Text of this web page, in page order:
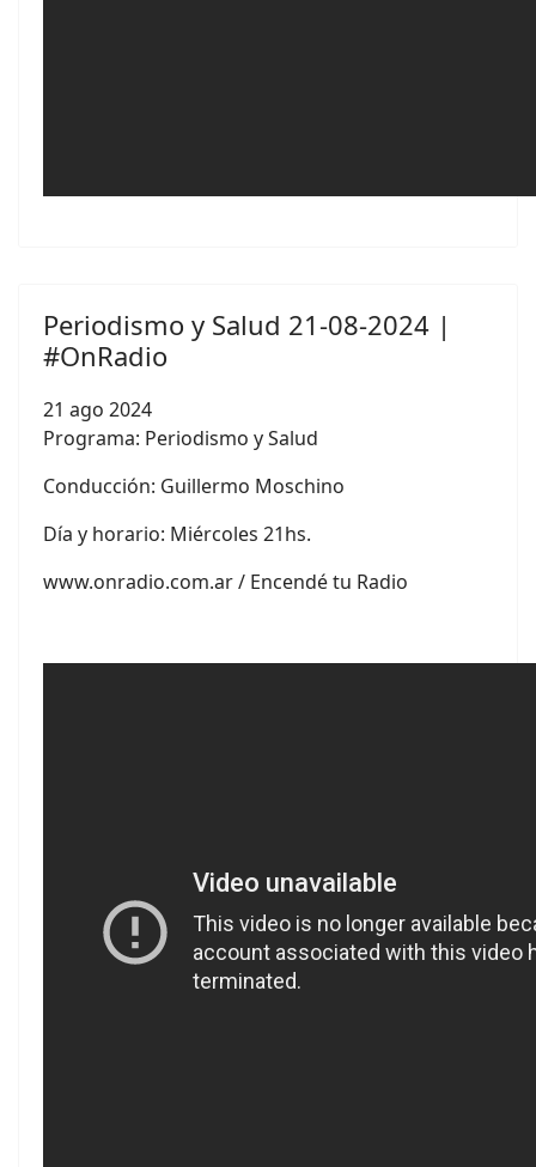
Periodismo y Salud 21-08-2024 |
#OnRadio
21 ago 2024
Programa: Periodismo y Salud
Conducción: Guillermo Moschino
Día y horario: Miércoles 21hs.
www.onradio.com.ar / Encendé tu Radio